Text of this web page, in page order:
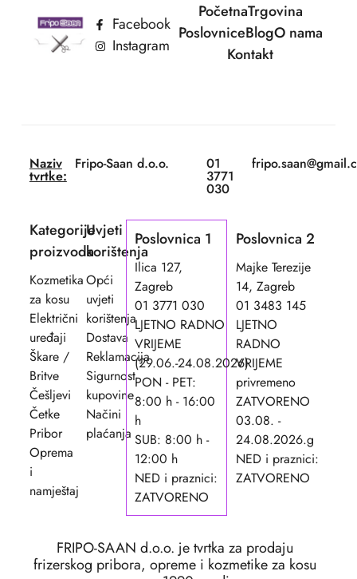
PočetnaTrgovina
PoslovniceBlogO nama
Kontakt
Facebook
Instagram
Naziv
tvrtke:
Fripo-Saan d.o.o. 01
3771
030
Kategorije
proizvoda
Kozmetika
za kosu
Električni
uređaji
Škare /
Britve
Češljevi
Četke
Pribor
Oprema
i
namještaj
Uvjeti
korištenja
Opći
uvjeti
korištenja
Dostava
Reklamacija
Sigurnost
kupovine
Načini
plaćanja
Poslovnica 1
Ilica 127,
Zagreb
01 3771 030
LJETNO RADNO
VRIJEME
(29.06.-24.08.2026)
PON - PET:
8:00 h - 16:00
h
SUB: 8:00 h -
12:00 h
NED i praznici:
ZATVORENO
Poslovnica 2
Majke Terezije
14, Zagreb
01 3483 145
LJETNO
RADNO
VRIJEME
privremeno
ZATVORENO
03.08. -
24.08.2026.g
NED i praznici:
ZATVORENO
FRIPO-SAAN d.o.o. je tvrtka za prodaju
frizerskog pribora, opreme i kozmetike za kosu